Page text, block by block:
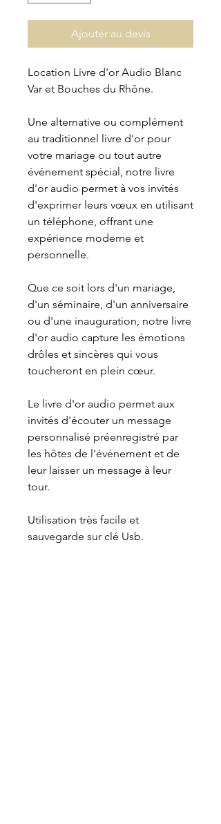
Ajouter au devis
Location Livre d'or Audio Blanc
Var et Bouches du Rhône.
Une alternative ou complément
au traditionnel livre d'or pour
votre mariage ou tout autre
événement spécial, notre livre
d'or audio permet à vos invités
d'exprimer leurs vœux en utilisant
un téléphone, offrant une
expérience moderne et
personnelle.
Que ce soit lors d'un mariage,
d'un séminaire, d'un anniversaire
ou d'une inauguration, notre livre
d'or audio capture les émotions
drôles et sincères qui vous
toucheront en plein cœur.
Le livre d'or audio permet aux
invités d'écouter un message
personnalisé préenregistré par
les hôtes de l'événement et de
leur laisser un message à leur
tour.
Utilisation très facile et
sauvegarde sur clé Usb.